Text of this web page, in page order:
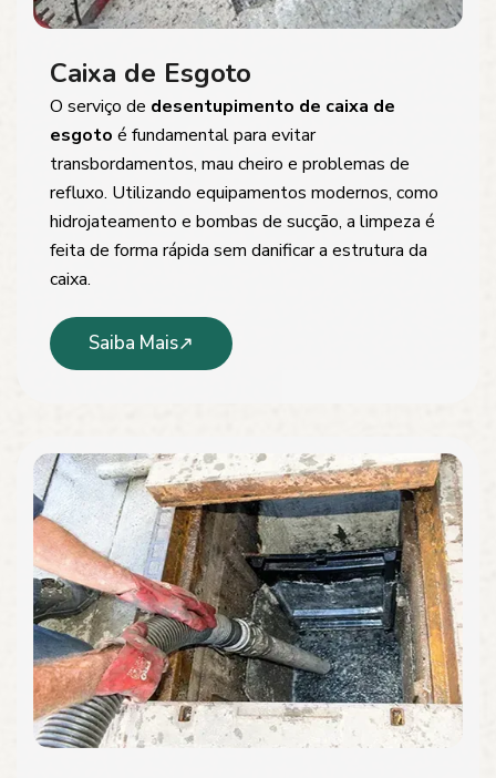
Caixa de Esgoto
O serviço de desentupimento de caixa de
esgoto é fundamental para evitar
transbordamentos, mau cheiro e problemas de
refluxo. Utilizando equipamentos modernos, como
hidrojateamento e bombas de sucção, a limpeza é
feita de forma rápida sem danificar a estrutura da
caixa.
Saiba Mais